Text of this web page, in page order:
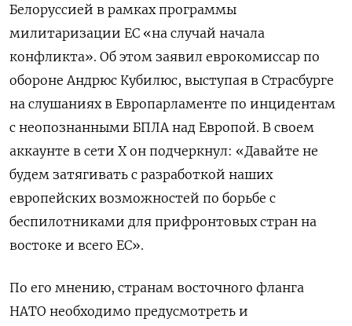
Белоруссией в рамках программы
милитаризации ЕС «на случай начала
конфликта». Об этом заявил еврокомиссар по
обороне Андрюс Кубилюс, выступая в Страсбурге
на слушаниях в Европарламенте по инцидентам
с неопознанными БПЛА над Европой. В своем
аккаунте в сети X он подчеркнул: «Давайте не
будем затягивать с разработкой наших
европейских возможностей по борьбе с
беспилотниками для прифронтовых стран на
востоке и всего ЕС».
По его мнению, странам восточного фланга
НАТО необходимо предусмотреть и